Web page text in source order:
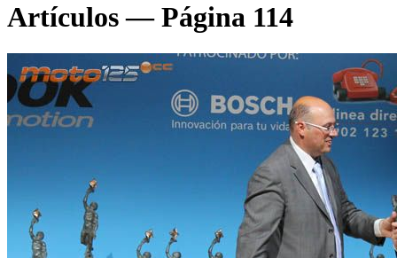
Artículos — Página 114